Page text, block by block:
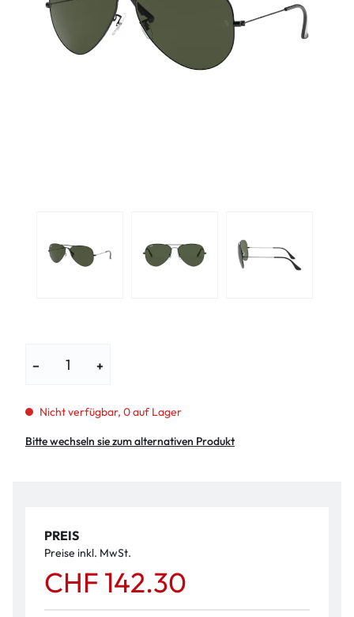
− +
Nicht verfügbar, 0 auf Lager
Bitte wechseln sie zum alternativen Produkt
PREIS
Preise inkl. MwSt.
CHF 142.30